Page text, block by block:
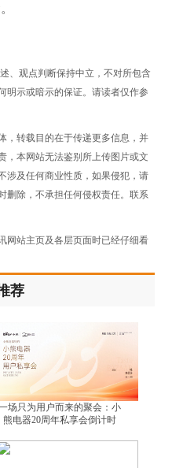
、观点判断保持中立，不对所包含
明示或暗示的保证。请读者仅作参
，转载目的在于传递更多信息，并
，本网站无法鉴别所上传图片或文
涉及任何商业性质，如果侵犯，请
删除，不承担任何侵权责任。联系
网站主页及各层页面时已经仔细看
荐
场只为用户而来的聚会：小
熊电器20周年私享会倒计时